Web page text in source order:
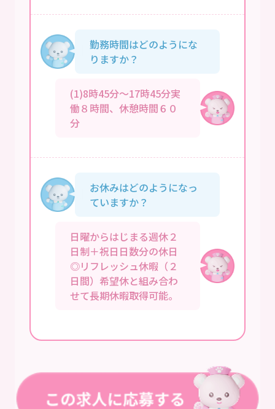
勤務時間はどのようにな
りますか？
(1)8時45分～17時45分実
働８時間、休憩時間６０
分
お休みはどのようになっ
ていますか？
日曜からはじまる週休２
日制＋祝日日数分の休日
◎リフレッシュ休暇（２
日間）希望休と組み合わ
せて長期休暇取得可能。